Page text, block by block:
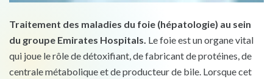
Traitement des maladies du foie (hépatologie) au sein
du groupe Emirates Hospitals. Le foie est un organe vital
qui joue le rôle de détoxifiant, de fabricant de protéines, de
centrale métabolique et de producteur de bile. Lorsque cet